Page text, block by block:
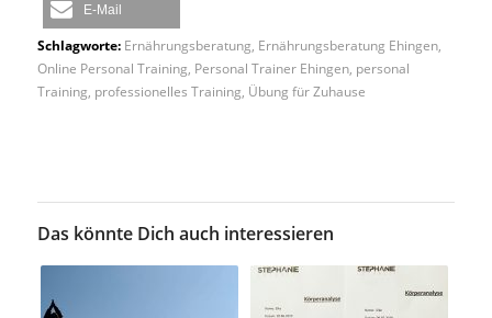
E-Mail
Schlagworte: Ernährungsberatung Ernährungsberatung Ehingen,
Online Personal Training Personal Trainer Ehingen, personal
Training professionelles Training Übung für Zuhause
Das könnte Dich auch interessieren